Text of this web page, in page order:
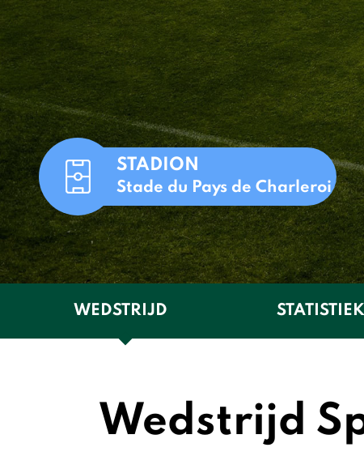
STADION
Stade du Pays de Charleroi
WEDSTRIJD
Wedstrijd